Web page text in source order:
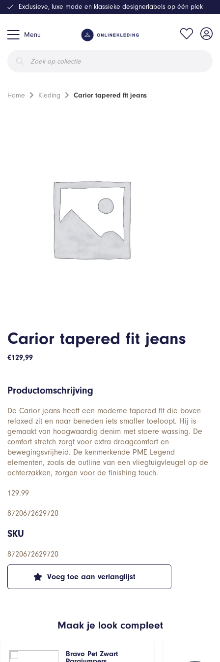
Menu
zoeken
Exclusieve, luxe mode en klassieke designerlabels op één plek
Home Kleding Carior tapered fit jeans
Carior tapered fit jeans
€129,99
Voeg toe aan verlanglijst
Productomschrijving
De Carior jeans heeft een moderne tapered fit die boven
relaxed zit en naar beneden iets smaller toeloopt. Hij is
gemaakt van hoogwaardig denim met stoere wassing. De
comfort stretch zorgt voor extra draagcomfort en
bewegingsvrijheid. De kenmerkende PME Legend
elementen, zoals de outline van een vliegtuigvleugel op de
achterzakken, zorgen voor de finishing touch.
129.99
8720672629720
SKU
8720672629720
Maak je look compleet
Bravo Pet Zwart